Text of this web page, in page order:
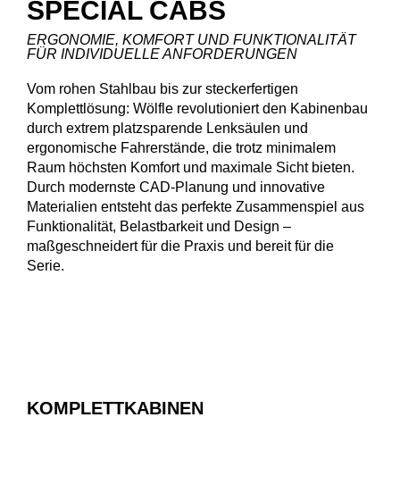
BRANCHEN
KOMPETENZEN
BLOG
KARRIERE
DOWNLOADS
DEENFR
SPECIAL CABS
ERGONOMIE, KOMFORT UND FUNKTIONALITÄT
FÜR INDIVIDUELLE ANFORDERUNGEN
Vom rohen Stahlbau bis zur steckerfertigen
Komplettlösung: Wölfle revolutioniert den Kabinenbau
durch extrem platzsparende Lenksäulen und
ergonomische Fahrerstände, die trotz minimalem
Raum höchsten Komfort und maximale Sicht bieten.
Durch modernste CAD-Planung und innovative
Materialien entsteht das perfekte Zusammenspiel aus
Funktionalität, Belastbarkeit und Design –
maßgeschneidert für die Praxis und bereit für die
Serie.
KOMPLETTKABINEN